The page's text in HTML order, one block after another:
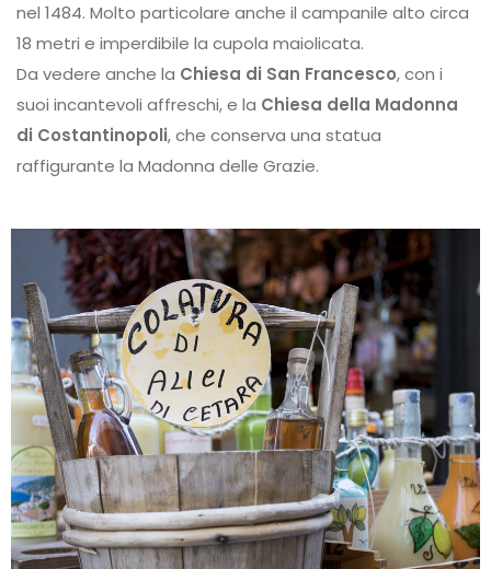
nel 1484. Molto particolare anche il campanile alto circa
18 metri e imperdibile la cupola maiolicata.
Da vedere anche la Chiesa di San Francesco, con i
suoi incantevoli affreschi, e la Chiesa della Madonna
di Costantinopoli, che conserva una statua
raffigurante la Madonna delle Grazie.